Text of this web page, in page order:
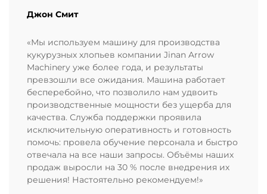
Джон Смит
«Мы используем машину для производства
кукурузных хлопьев компании Jinan Arrow
Machinery уже более года, и результаты
превзошли все ожидания. Машина работает
бесперебойно, что позволило нам удвоить
производственные мощности без ущерба для
качества. Служба поддержки проявила
исключительную оперативность и готовность
помочь: провела обучение персонала и быстро
отвечала на все наши запросы. Объёмы наших
продаж выросли на 30 % после внедрения их
решения! Настоятельно рекомендуем!»